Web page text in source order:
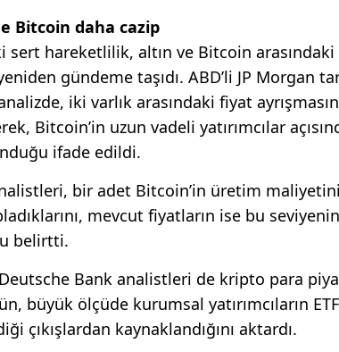
Bitcoin daha cazip
sert hareketlilik, altın ve Bitcoin arasındaki
gündeme taşıdı. ABD’li JP Morgan
iki varlık arasındaki fiyat
Bitcoin’in uzun vadeli yatırımcılar
ifade edildi.
bir adet Bitcoin’in üretim
mevcut fiyatların ise bu
belirtti.
Bank analistleri de kripto para
büyük ölçüde kurumsal yatırımcıların
çıkışlardan kaynaklandığını aktardı.